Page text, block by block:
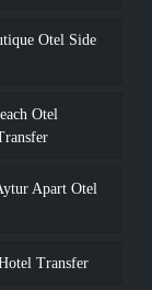
Otel Side
Otel
Apart Otel
Transfer